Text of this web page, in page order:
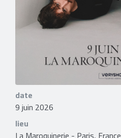
date
9 juin 2026
lieu